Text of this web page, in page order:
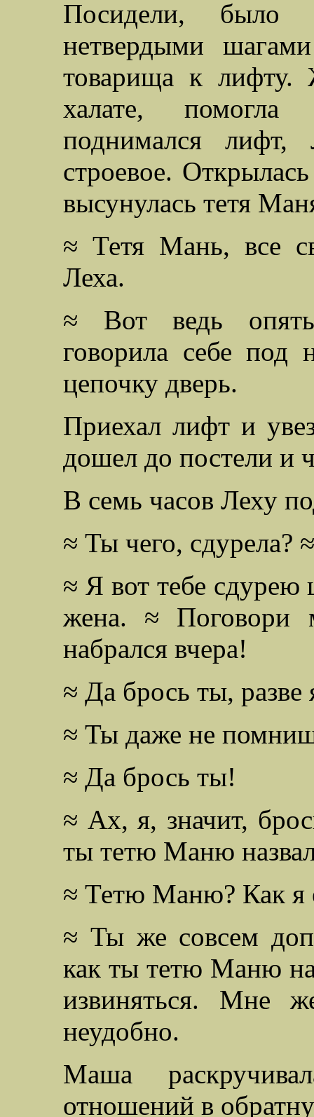
Посидели, было
нетвердыми
товарища к
халате,
поднимался лифт,
строевое.
высунулась тетя
≈ Тетя Мань, все
Леха.
≈ Вот ведь
говорила себе под
цепочку дверь.
Приехал лифт и
дошел до постели и
В семь часов Леху
≈ Ты чего, сдурела?
≈ Я вот тебе
жена. ≈ Поговори
набрался вчера!
≈ Да брось ты, разве
≈ Ты даже не
≈ Да брось ты!
≈ Ах, я, значит,
ты тетю Маню
≈ Тетю Маню? Как я
≈ Ты же совсем
как ты тетю Маню
извиняться. Мне
неудобно.
Маша
отношений в